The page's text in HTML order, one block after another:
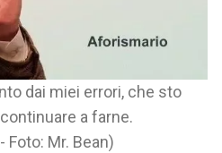
dai miei errori, che sto
a farne.
Foto: Mr. Bean)